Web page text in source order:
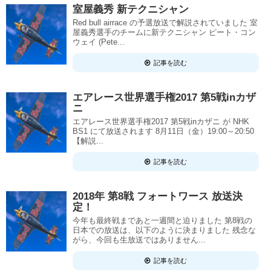
室屋義秀 新テクニシャン
Red bull airrace の予選放送で解説されていました 室
屋義秀選手のチームに新テクニシャン ピート・コン
ウェイ (Pete...
記事を読む
エアレース世界選手権2017 第5戦inカザ
ニ
エアレース世界選手権2017 第5戦inカザニ が NHK
BS1 にて放送されます 8月11日（金）19:00～20:50
【解説...
記事を読む
2018年 第8戦 フォートワース 放送決
定！
今年も最終戦まであと一週間と迫りました 第8戦の
日本での放送は、以下のように決まりました 残念な
がら、今回も生放送ではありません...
記事を読む